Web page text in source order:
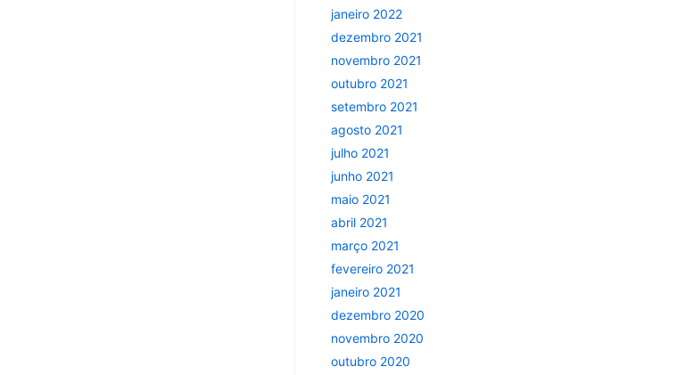
janeiro 2022
dezembro 2021
novembro 2021
outubro 2021
setembro 2021
agosto 2021
julho 2021
junho 2021
maio 2021
abril 2021
março 2021
fevereiro 2021
janeiro 2021
dezembro 2020
novembro 2020
outubro 2020